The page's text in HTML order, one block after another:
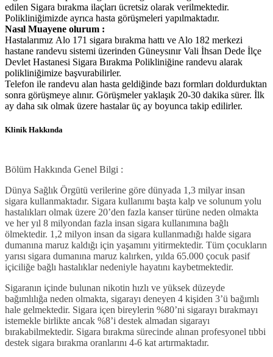
edilen Sigara bırakma ilaçları ücretsiz olarak verilmektedir.
Polikliniğimizde ayrıca hasta görüşmeleri yapılmaktadır.
Nasıl Muayene olurum :
Hastalarımız Alo 171 sigara bırakma hattı ve Alo 182 merkezi
hastane randevu sistemi üzerinden Güneysınır Vali İhsan Dede İlçe
Devlet Hastanesi Sigara Bırakma Polikliniğine randevu alarak
polikliniğimize başvurabilirler.
Telefon ile randevu alan hasta geldiğinde bazı formları doldurduktan
sonra görüşmeye alınır. Görüşmeler yaklaşık 20-30 dakika sürer. İlk
ay daha sık olmak üzere hastalar üç ay boyunca takip edilirler.
Klinik Hakkında
Bölüm Hakkında Genel Bilgi :
Dünya Sağlık Örgütü verilerine göre dünyada 1,3 milyar insan
sigara kullanmaktadır. Sigara kullanımı başta kalp ve solunum yolu
hastalıkları olmak üzere 20’den fazla kanser türüne neden olmakta
ve her yıl 8 milyondan fazla insan sigara kullanımına bağlı
ölmektedir. 1,2 milyon insan da sigara kullanmadığı halde sigara
dumanına maruz kaldığı için yaşamını yitirmektedir. Tüm çocukların
yarısı sigara dumanına maruz kalırken, yılda 65.000 çocuk pasif
içiciliğe bağlı hastalıklar nedeniyle hayatını kaybetmektedir.
Sigaranın içinde bulunan nikotin hızlı ve yüksek düzeyde
bağımlılığa neden olmakta, sigarayı deneyen 4 kişiden 3’ü bağımlı
hale gelmektedir. Sigara içen bireylerin %80’ni sigarayı bırakmayı
istemekle birlikte ancak %8’i destek almadan sigarayı
bırakabilmektedir. Sigara bırakma sürecinde alınan profesyonel tıbbi
destek sigara bırakma oranlarını 4-6 kat artırmaktadır.